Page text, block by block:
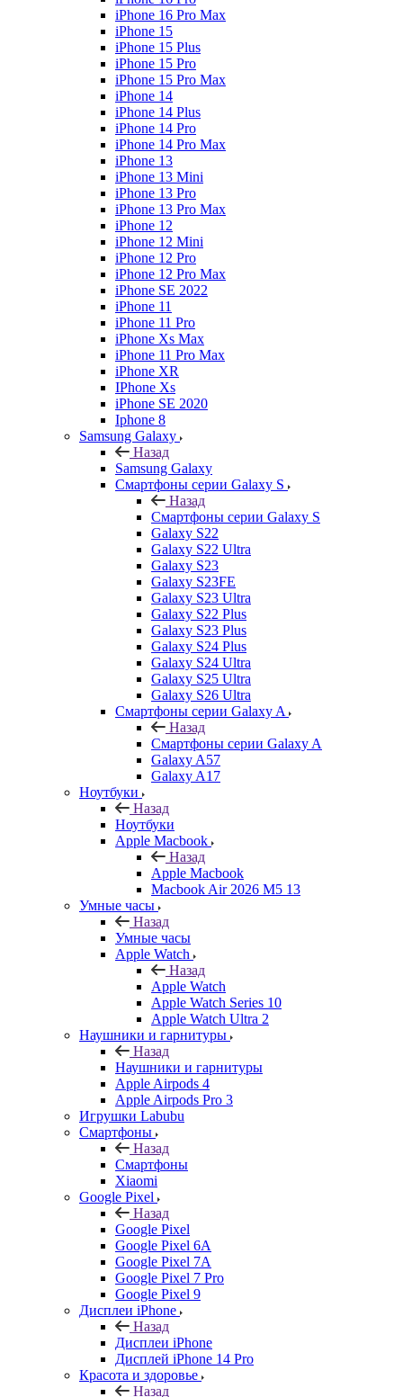
iPhone 16 Pro Max
iPhone 15
iPhone 15 Plus
iPhone 15 Pro
iPhone 15 Pro Max
iPhone 14
iPhone 14 Plus
iPhone 14 Pro
iPhone 14 Pro Max
iPhone 13
iPhone 13 Mini
iPhone 13 Pro
iPhone 13 Pro Max
iPhone 12
iPhone 12 Mini
iPhone 12 Pro
iPhone 12 Pro Max
iPhone SE 2022
iPhone 11
iPhone 11 Pro
iPhone Xs Max
iPhone 11 Pro Max
iPhone XR
IPhone Xs
iPhone SE 2020
Iphone 8
Samsung Galaxy
Назад
Samsung Galaxy
Смартфоны серии Galaxy S
Назад
Смартфоны серии Galaxy S
Galaxy S22
Galaxy S22 Ultra
Galaxy S23
Galaxy S23FE
Galaxy S23 Ultra
Galaxy S22 Plus
Galaxy S23 Plus
Galaxy S24 Plus
Galaxy S24 Ultra
Galaxy S25 Ultra
Galaxy S26 Ultra
Смартфоны серии Galaxy A
Назад
Смартфоны серии Galaxy A
Galaxy A57
Galaxy A17
Ноутбуки
Назад
Ноутбуки
Apple Macbook
Назад
Apple Macbook
Macbook Air 2026 M5 13
Умные часы
Назад
Умные часы
Apple Watch
Назад
Apple Watch
Apple Watch Series 10
Apple Watch Ultra 2
Наушники и гарнитуры
Назад
Наушники и гарнитуры
Apple Airpods 4
Apple Airpods Pro 3
Игрушки Labubu
Смартфоны
Назад
Смартфоны
Xiaomi
Google Pixel
Назад
Google Pixel
Google Pixel 6A
Google Pixel 7А
Google Pixel 7 Pro
Google Pixel 9
Дисплеи iPhone
Назад
Дисплеи iPhone
Дисплей iPhone 14 Pro
Красота и здоровье
Назад